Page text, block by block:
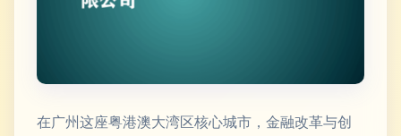
在广州这座粤港澳大湾区核心城市，金融改革与创